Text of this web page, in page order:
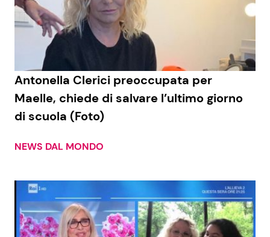
Antonella Clerici preoccupata per
Maelle, chiede di salvare l’ultimo giorno
di scuola (Foto)
NEWS DAL MONDO